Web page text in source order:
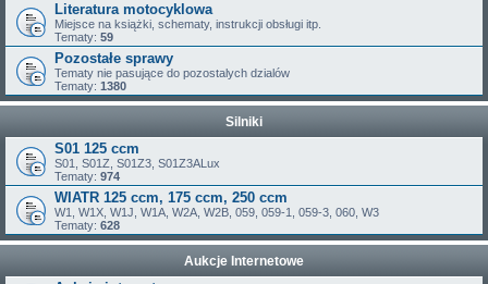
Literatura motocyklowa
Miejsce na książki, schematy, instrukcji obsługi itp.
Tematy: 59
Pozostałe sprawy
Tematy nie pasujące do pozostalych dzialów
Tematy: 1380
Silniki
S01 125 ccm
S01, S01Z, S01Z3, S01Z3ALux
Tematy: 974
WIATR 125 ccm, 175 ccm, 250 ccm
W1, W1X, W1J, W1A, W2A, W2B, 059, 059-1, 059-3, 060, W3
Tematy: 628
Aukcje Internetowe